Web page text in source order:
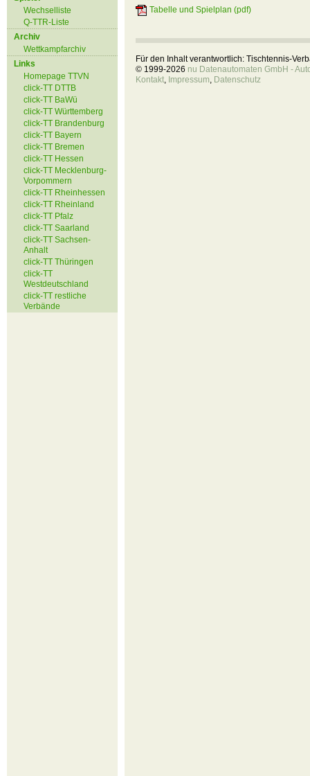
Wechselliste
Q-TTR-Liste
Archiv
Wettkampfarchiv
Links
Homepage TTVN
click-TT DTTB
click-TT BaWü
click-TT Württemberg
click-TT Brandenburg
click-TT Bayern
click-TT Bremen
click-TT Hessen
click-TT Mecklenburg-
Vorpommern
click-TT Rheinhessen
click-TT Rheinland
click-TT Pfalz
click-TT Saarland
click-TT Sachsen-
Anhalt
click-TT Thüringen
click-TT
Westdeutschland
click-TT restliche
Verbände
Tabelle und Spielplan (pdf)
Für den Inhalt verantwortlich: Tischtennis-
© 1999-2026 nu Datenautomaten GmbH -
Kontakt, Impressum, Datenschutz